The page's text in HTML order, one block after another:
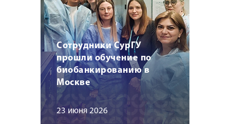
Сотрудники СурГУ
прошли обучение по
биобанкированию в
Москве
23 июня 2026